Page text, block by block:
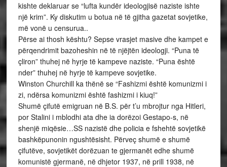
kishte deklaruar se “lufta kundër ideologjisë naziste ishte
një krim”. Ky diskutim u botua në të gjitha gazetat sovjetike,
më vonë u censurua..
Përse ai thosh kështu? Sepse vrasjet masive dhe kampet e
përqendrimit bazoheshin në të njëjtën ideologji. “Puna të
çliron” thuhej në hyrje të kampeve naziste. “Puna është
nder” thuhej në hyrje të kampeve sovjetike.
Winston Churchill ka thënë se “Fashizmi është komunizmi i
zi, ndërsa komunizmi është fashizmi i kiuq!”
Shumë çifutë emigruan në B.S. për t’u mbrojtur nga Hitleri,
por Stalini i mblodhi ata dhe ia dorëzoi Gestapo-s, në
shenjë miqësie…SS nazistë dhe policia e fshehtë sovjetikë
bashkëpunonin ngushtësisht. Përveç shumë e shumë
çifutëve, sovjetikët dorëzuan te gjermanët edhe shumë
komunistë gjermanë, në dhjetor 1937, në prill 1938, në